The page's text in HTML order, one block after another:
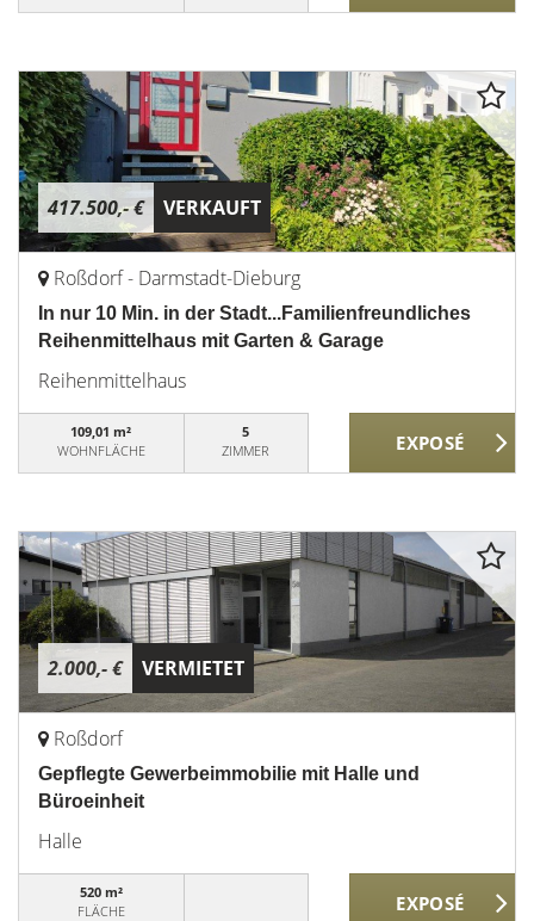
417.500,- € VERKAUFT
Roßdorf - Darmstadt-Dieburg
In nur 10 Min. in der Stadt...Familienfreundliches
Reihenmittelhaus mit Garten & Garage
Reihenmittelhaus
109,01 m²
WOHNFLÄCHE
5
ZIMMER
2.000,- € VERMIETET
Roßdorf
Gepflegte Gewerbeimmobilie mit Halle und
Büroeinheit
Halle
520 m²
FLÄCHE